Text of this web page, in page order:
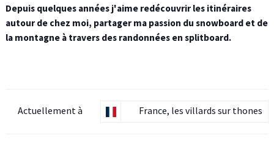
Depuis quelques années j'aime redécouvrir les itinéraires
autour de chez moi, partager ma passion du snowboard et de
la montagne à travers des randonnées en splitboard.
Actuellement à France, les villards sur thones